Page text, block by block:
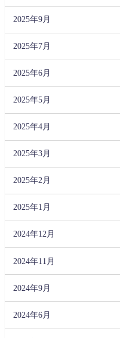
2025年9月
2025年7月
2025年6月
2025年5月
2025年4月
2025年3月
2025年2月
2025年1月
2024年12月
2024年11月
2024年9月
2024年6月